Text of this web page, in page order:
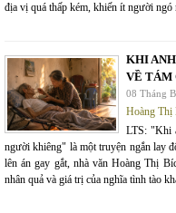
địa vị quá thấp kém, khiến ít người ngó
KHI
VỀ TÁM
08 Tháng
Hoàng Thị
LTS: "Khi
người khiêng" là một truyện ngắn lay
lên án gay gắt, nhà văn Hoàng Thị
nhân quả và giá trị của nghĩa tình tào